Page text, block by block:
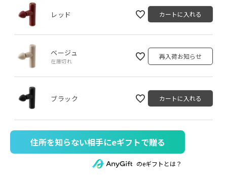
レッド カートに入れる
ベージュ
在庫切れ
再入荷お知らせ
ブラック カートに入れる
住所を知らない相手にeギフトで贈る
のeギフトとは？